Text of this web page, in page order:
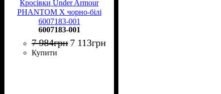
Кросівки Under Armour
PHANTOM X чорно-білі
6007183-001
6007183-001
7 984грн 7 113грн
Купити